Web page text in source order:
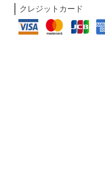
クレジットカード